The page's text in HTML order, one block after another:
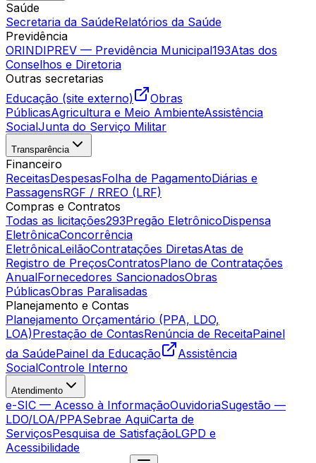
Saúde
Secretaria da SaúdeRelatórios da Saúde
Previdência
ORINDIPREV — Previdência Municipal193Atas dos
Conselhos e Diretoria
Outras secretarias
Educação (site externo)
Obras
PúblicasAgricultura e Meio AmbienteAssistência
SocialJunta do Serviço Militar
Transparência
Financeiro
ReceitasDespesasFolha de PagamentoDiárias e
PassagensRGF / RREO (LRF)
Compras e Contratos
Todas as licitações293Pregão EletrônicoDispensa
EletrônicaConcorrência
EletrônicaLeilãoContratações DiretasAtas de
Registro de PreçosContratosPlano de Contratações
AnualFornecedores SancionadosObras
PúblicasObras Paralisadas
Planejamento e Contas
Planejamento Orçamentário (PPA, LDO,
LOA)Prestação de ContasRenúncia de ReceitaPainel
da SaúdePainel da Educação
Assistência
SocialControle Interno
Atendimento
e-SIC — Acesso à InformaçãoOuvidoriaSugestão —
LDO/LOA/PPASebrae AquiCarta de
ServiçosPesquisa de SatisfaçãoLGPD e
Acessibilidade